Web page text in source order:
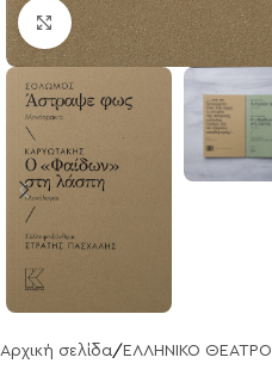
Click to enlarge
Αρχική σελίδα/ ΕΛΛΗΝΙΚΟ ΘΕΑΤΡΟ